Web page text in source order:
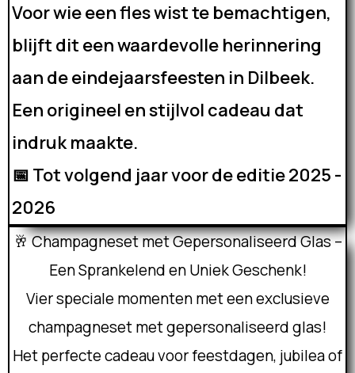
Voor wie een fles wist te bemachtigen,
blijft dit een waardevolle herinnering
aan de eindejaarsfeesten in Dilbeek.
Een origineel en stijlvol cadeau dat
indruk maakte.
📅 Tot volgend jaar voor de editie 2025 -
2026
🥂 Champagneset met Gepersonaliseerd Glas –
Een Sprankelend en Uniek Geschenk!
Vier speciale momenten met een exclusieve
champagneset met gepersonaliseerd glas!
Het perfecte cadeau voor feestdagen, jubilea of